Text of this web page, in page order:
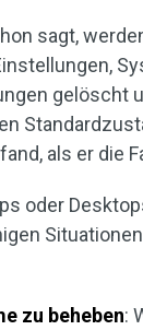
sagt,
gelöscht
als er die
oder
zu beheben: